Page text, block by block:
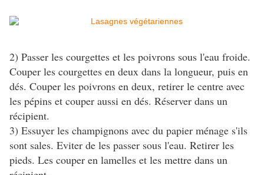
2) Passer les courgettes et les poivrons sous l'eau froide.
Couper les courgettes en deux dans la longueur, puis en
dés. Couper les poivrons en deux, retirer le centre avec
les pépins et couper aussi en dés. Réserver dans un
récipient.
3) Essuyer les champignons avec du papier ménage s'ils
sont sales. Eviter de les passer sous l'eau. Retirer les
pieds. Les couper en lamelles et les mettre dans un